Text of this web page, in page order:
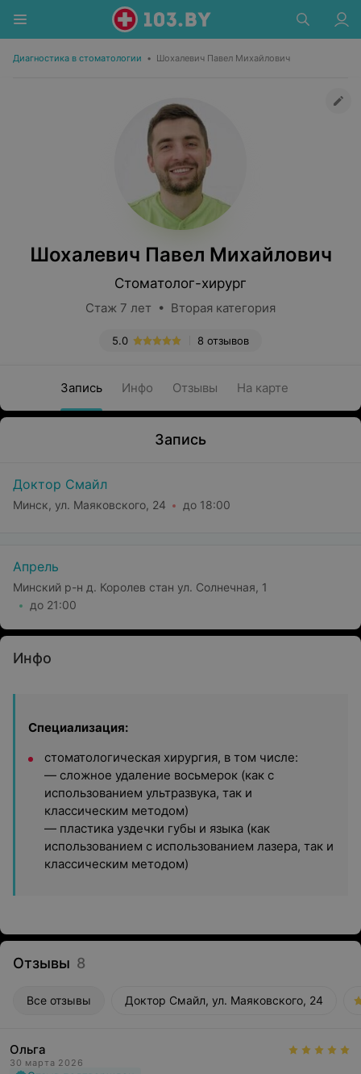
Диагностика в стоматологии • Шохалевич Павел Михайлович
Шохалевич Павел Михайлович
Стоматолог-хирург
Стаж 7 лет • Вторая категория
8 отзывов
5.0
Запись Инфо Отзывы На карте
Запись
Доктор Смайл
Минск, ул. Маяковского, 24 до 18:00
Апрель
Минский р-н д. Королев стан ул. Солнечная, 1
до 21:00
Инфо
Специализация:
стоматологическая хирургия, в том числе:
— сложное удаление восьмерок (как с
использованием ультразвука, так и
классическим методом)
— пластика уздечки губы и языка (как
использованием с использованием лазера, так и
классическим методом)
Отзывы 8
Все отзывы Доктор Смайл, ул. Маяковского, 24
Ольга
30 марта 2026